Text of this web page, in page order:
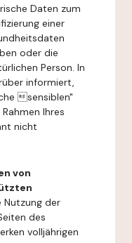
Daten zum
einer
oder die
Person. In
informiert,
sensiblen"
Ihres
nicht
von
Nutzung der
des
volljährigen